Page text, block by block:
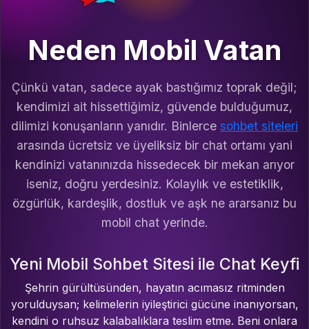
Neden Mobil Vatan
Çünkü vatan, sadece ayak bastığımız toprak değil;
kendimizi ait hissettiğimiz, güvende bulduğumuz,
dilimizi konuşanların yanıdır. Binlerce sohbet siteleri
arasında ücretsiz ve üyeliksiz bir chat ortamı yani
kendinizi vatanınızda hissedecek bir mekan arıyor
iseniz, doğru yerdesiniz. Kolaylık ve estetiklik,
özgürlük, kardeşlik, dostluk ve aşk ne ararsanız bu
mobil chat yerinde.
Yeni Mobil Sohbet Sitesi ile Chat Keyfi
Şehrin gürültüsünden, hayatın acımasız ritminden
yorulduysan; kelimelerin iyileştirici gücüne inanıyorsan,
kendini o ruhsuz kalabalıklara teslim etme. Beni onlara